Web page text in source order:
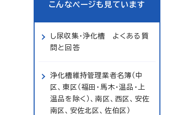
こんなページも見ています
し尿収集・浄化槽 よくある質
問と回答
浄化槽維持管理業者名簿（中
区、東区（福田・馬木・温品・上
温品を除く）、南区、西区、安佐
南区、安佐北区、佐伯区）